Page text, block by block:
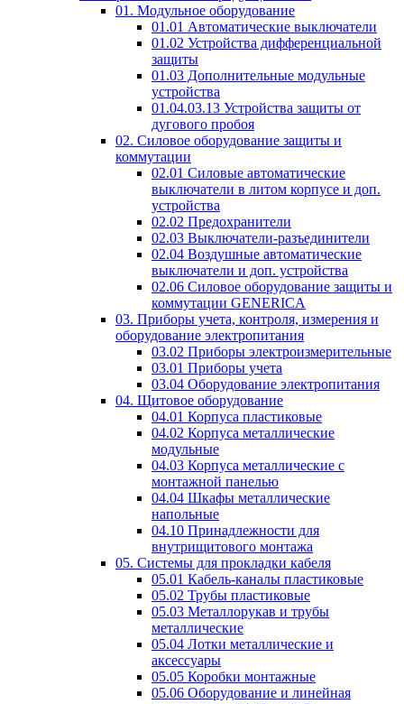
01. Модульное оборудование
01.01 Автоматические выключатели
01.02 Устройства дифференциальной
защиты
01.03 Дополнительные модульные
устройства
01.04.03.13 Устройства защиты от
дугового пробоя
02. Силовое оборудование защиты и
коммутации
02.01 Силовые автоматические
выключатели в литом корпусе и доп.
устройства
02.02 Предохранители
02.03 Выключатели-разъединители
02.04 Воздушные автоматические
выключатели и доп. устройства
02.06 Силовое оборудование защиты и
коммутации GENERICA
03. Приборы учета, контроля, измерения и
оборудование электропитания
03.02 Приборы электроизмерительные
03.01 Приборы учета
03.04 Оборудование электропитания
04. Щитовое оборудование
04.01 Корпуса пластиковые
04.02 Корпуса металлические
модульные
04.03 Корпуса металлические с
монтажной панелью
04.04 Шкафы металлические
напольные
04.10 Принадлежности для
внутрищитового монтажа
05. Системы для прокладки кабеля
05.01 Кабель-каналы пластиковые
05.02 Трубы пластиковые
05.03 Металлорукав и трубы
металлические
05.04 Лотки металлические и
аксессуары
05.05 Коробки монтажные
05.06 Оборудование и линейная